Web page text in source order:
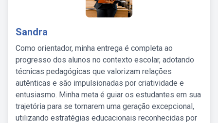
Sandra
Como orientador, minha entrega é completa ao
progresso dos alunos no contexto escolar, adotando
técnicas pedagógicas que valorizam relações
autênticas e são impulsionadas por criatividade e
entusiasmo. Minha meta é guiar os estudantes em sua
trajetória para se tornarem uma geração excepcional,
utilizando estratégias educacionais reconhecidas por